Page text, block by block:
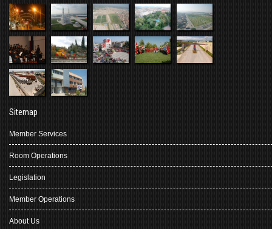
Sitemap
Member Services
Room Operations
Legislation
Member Operations
About Us